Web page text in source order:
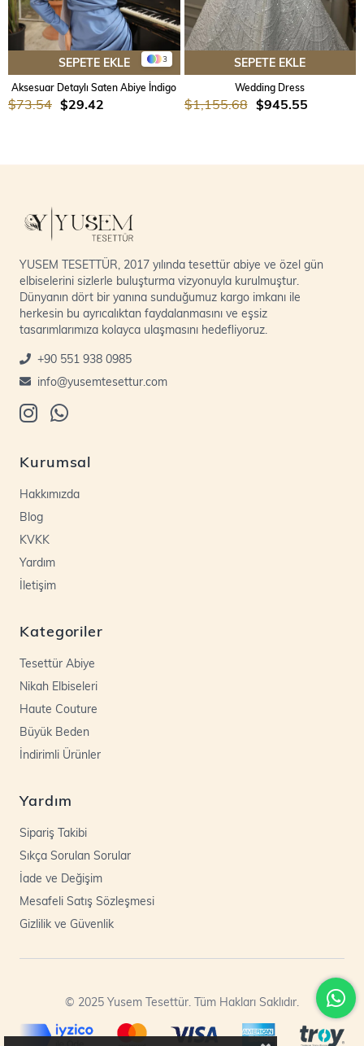
3
SEPETE EKLE
Aksesuar Detaylı Saten Abiye İndigo
$29.42
$73.54
SEPETE EKLE
Wedding Dress
$945.55
$1,155.68
YUSEM TESETTÜR, 2017 yılında tesettür abiye ve özel gün
elbiselerini sizlerle buluşturma vizyonuyla kurulmuştur.
Dünyanın dört bir yanına sunduğumuz kargo imkanı ile
herkesin bu ayrıcalıktan faydalanmasını ve eşsiz
tasarımlarımıza kolayca ulaşmasını hedefliyoruz.
+90 551 938 0985
info@yusemtesettur.com
Kurumsal
Hakkımızda
Blog
KVKK
Yardım
İletişim
Kategoriler
Tesettür Abiye
Nikah Elbiseleri
Haute Couture
Büyük Beden
İndirimli Ürünler
Yardım
Sipariş Takibi
Sıkça Sorulan Sorular
İade ve Değişim
Mesafeli Satış Sözleşmesi
Gizlilik ve Güvenlik
© 2025 Yusem Tesettür. Tüm Hakları Saklıdır.